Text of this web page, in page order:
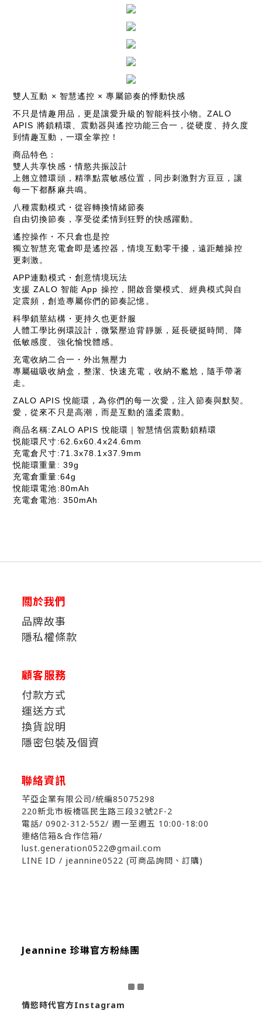
雙人互動 × 智慧遙控 × 專屬節奏的悸動快感
不只是情趣用品，更是讓愛升級的智能科技小物。ZALO
APIS 將鎖精環、震動器與遙控功能三合一，從硬度、持久度
到情趣互動，一環全掌控！
商品特色：
雙人共享快感・情慾共振設計
上翹立體環頭，精準點震敏感位置，同步刺激對方豆豆，讓
每一下都酥麻共鳴。
八種震動模式・從容轉換情緒節奏
自由切換節奏，享受從柔情到狂野的快感躍動。
遙控操作・不只倉也是控
獨立智慧充電倉即是遙控器，情境互動零干擾，遠距離操控
更刺激。
APP連動模式・創意情境玩法
支援 ZALO 智能 App 操控，開啟音樂模式、經典模式與自
定震頻，創造專屬你們的節奏記憶。
科學鎖莖結構・更持久也更舒服
人體工學比例環設計，微緊壓迫背靜脈，延長硬挺時間、降
低敏感度、強化愉悅體感。
充電收納二合一・外出無壓力
專屬磁吸收納盒，整潔、快速充電，收納不尷尬，隨手帶著
走。
ZALO APIS 悅能環，為你們的每一次愛，注入節奏與默契。
愛，從來不只是高潮，而是互動的溫柔震動。
商品名稱:ZALO APIS 悅能環｜智慧情侶震動鎖精環
悦能環尺寸:62.6x60.4x24.6mm
充電倉尺寸:71.3x78.1x37.9mm
悦能環重量: 39g
充電倉重量:64g
悅能環電池:80mAh
充電倉電池: 350mAh
關於我們
品牌故事
隱私權條款
顧客服務
付款方式
運送方式
換貨說明
隱密包裝及個資
聯絡資訊
芊亞企業有限公司/統編85075298
220新北市板橋區民生路三段32號2F-2
電話/ 0902-312-552/ 週一至週五 10:00-18:00
連絡信箱&合作信箱/
lust.generation0522@gmail.com
LINE ID / jeannine0522 (可商品詢問、訂購)
Jeannine 珍琳官方粉絲團
情慾時代官方Instagram